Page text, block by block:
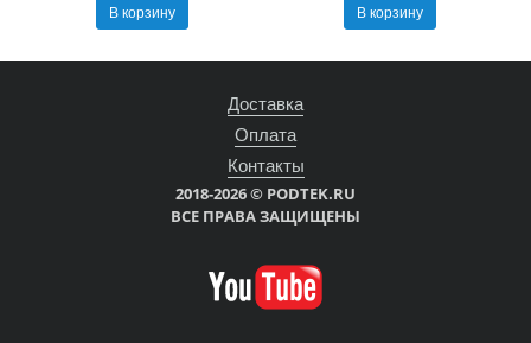
В корзину В корзину
Доставка
Оплата
Контакты
2018-2026 © PODTEK.RU
ВСЕ ПРАВА ЗАЩИЩЕНЫ